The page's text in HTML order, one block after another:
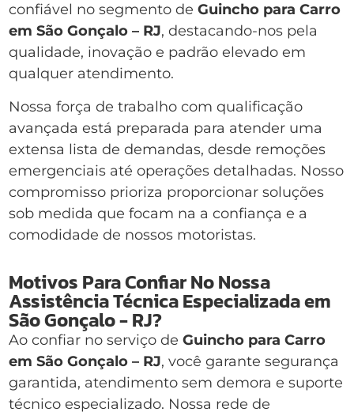
confiável no segmento de Guincho para Carro
em São Gonçalo – RJ, destacando-nos pela
qualidade, inovação e padrão elevado em
qualquer atendimento.
Nossa força de trabalho com qualificação
avançada está preparada para atender uma
extensa lista de demandas, desde remoções
emergenciais até operações detalhadas. Nosso
compromisso prioriza proporcionar soluções
sob medida que focam na a confiança e a
comodidade de nossos motoristas.
Motivos Para Confiar No Nossa
Assistência Técnica Especializada em
São Gonçalo - RJ?
Ao confiar no serviço de Guincho para Carro
em São Gonçalo – RJ, você garante segurança
garantida, atendimento sem demora e suporte
técnico especializado. Nossa rede de